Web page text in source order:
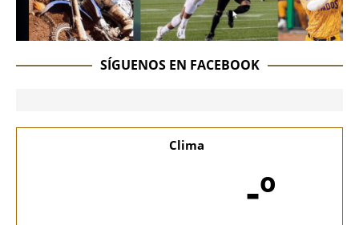
SÍGUENOS EN FACEBOOK
Clima
-º